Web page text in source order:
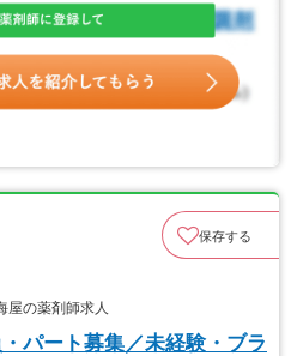
保存する
の薬剤師求人
パート募集／未経験・ブラ